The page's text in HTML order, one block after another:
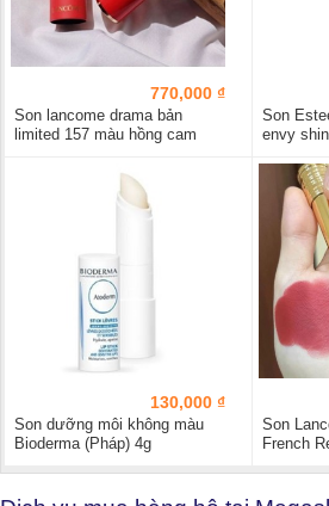
770,000 ₫
Son lancome drama bản
limited 157 màu hồng cam
Son
envy
130,000 ₫
Son dưỡng môi không màu
Bioderma (Pháp) 4g
Son
French